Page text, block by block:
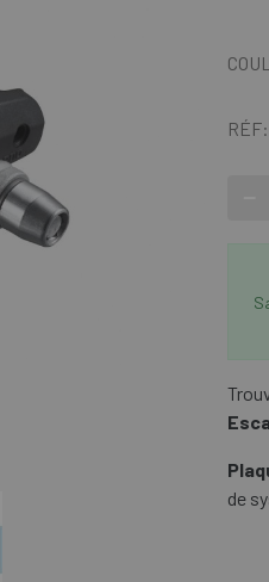
RÉF:
de